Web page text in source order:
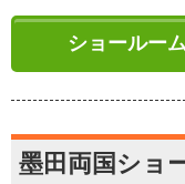
ショールー
墨田両国ショ